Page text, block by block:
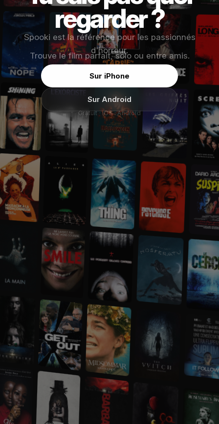
regarder ?
Spooki est la référence pour les passionnés
d'horreur.
Trouve le film parfait, solo ou entre amis.
Sur iPhone
Sur Android
Gratuit · iOS · Android